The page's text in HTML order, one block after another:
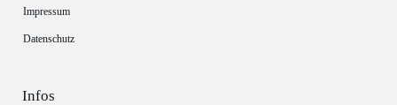
Impressum
Datenschutz
Infos